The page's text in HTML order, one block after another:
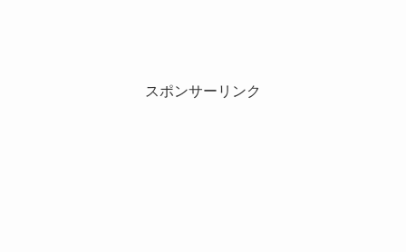
スポンサーリンク